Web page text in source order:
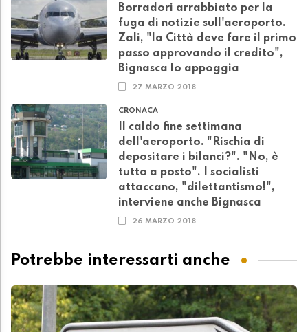
Borradori arrabbiato per la
fuga di notizie sull'aeroporto.
Zali, "la Città deve fare il primo
passo approvando il credito",
Bignasca lo appoggia
27 MARZO 2018
CRONACA
Il caldo fine settimana
dell'aeroporto. "Rischia di
depositare i bilanci?". "No, è
tutto a posto". I socialisti
attaccano, "dilettantismo!",
interviene anche Bignasca
26 MARZO 2018
Potrebbe interessarti anche